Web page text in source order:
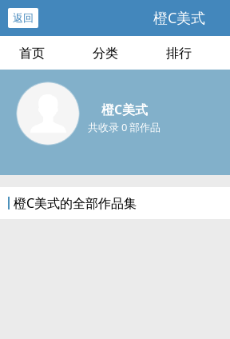
返回 橙C美式
首页 分类 排行
橙C美式
共收录 0 部作品
橙C美式的全部作品集